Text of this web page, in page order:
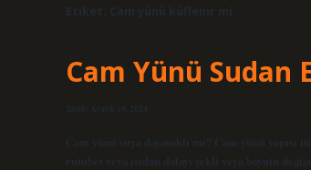
Etiket: Cam yünü küflenir mi
Cam Yünü Sudan
Tarih: Aralık 19, 2024
Cam yünü suya dayanıklı mı? Cam yünü
rutubet veya ısıdan dolayı şekli veya boyutu